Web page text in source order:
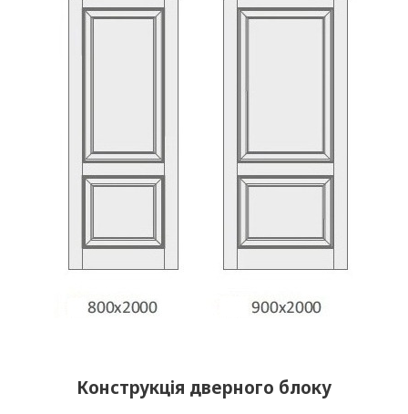
Конструкція дверного блоку